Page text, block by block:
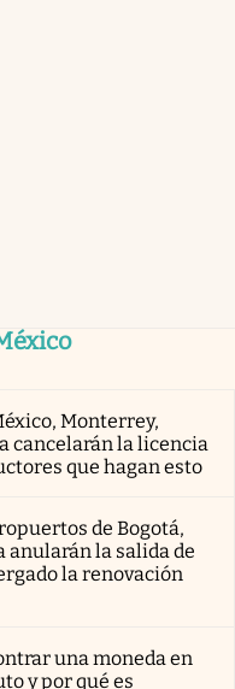
Monterrey,
cancelarán la licencia
que hagan esto
de Bogotá,
la salida de
la renovación
una moneda en
y por qué es